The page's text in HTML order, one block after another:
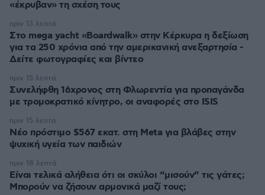
«έκρυβαν» τη σχέση τους
Στο mega yacht «Boardwalk» στην Κέρκυρα η δεξίωση
για τα 250 χρόνια από την αμερικανική ανεξαρτησία -
Δείτε φωτογραφίες και βίντεο
πριν 13 λεπτά
Συνελήφθη 16χρονος στη Φλωρεντία για προπαγάνδα
με τρομοκρατικό κίνητρο, οι αναφορές στο ISIS
πριν 15 λεπτά
Νέο πρόστιμο $567 εκατ. στη Meta για βλάβες στην
ψυχική υγεία των παιδιών
πριν 15 λεπτά
Είναι τελικά αλήθεια ότι οι σκύλοι “μισούν” τις γάτες;
Μπορούν να ζήσουν αρμονικά μαζί τους;
πριν 18 λεπτά